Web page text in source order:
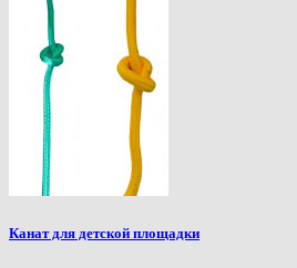
Канат для детской площадки